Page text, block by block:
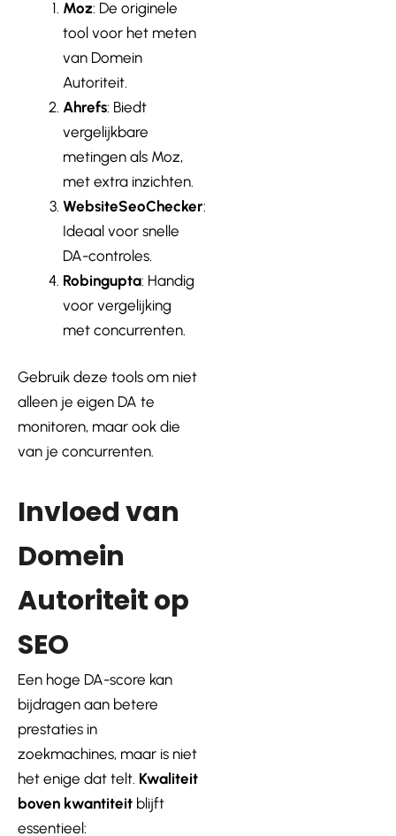
Moz: De originele
tool voor het meten
van Domein
Autoriteit.
Ahrefs: Biedt
vergelijkbare
metingen als Moz,
met extra inzichten.
WebsiteSeoChecker:
Ideaal voor snelle
DA-controles.
Robingupta: Handig
voor vergelijking
met concurrenten.
Gebruik deze tools om niet
alleen je eigen DA te
monitoren, maar ook die
van je concurrenten.
Invloed van
Domein
Autoriteit op
SEO
Een hoge DA-score kan
bijdragen aan betere
prestaties in
zoekmachines, maar is niet
het enige dat telt. Kwaliteit
boven kwantiteit blijft
essentieel: